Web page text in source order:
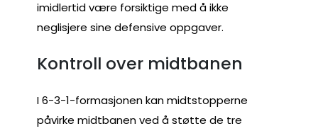
imidlertid være forsiktige med å ikke
neglisjere sine defensive oppgaver.
Kontroll over midtbanen
I 6-3-1-formasjonen kan midtstopperne
påvirke midtbanen ved å støtte de tre